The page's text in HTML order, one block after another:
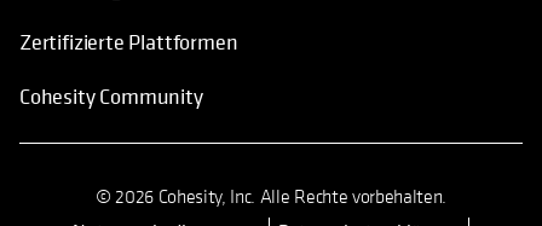
Zertifizierte Plattformen
Cohesity Community
© 2026 Cohesity, Inc. Alle Rechte vorbehalten.